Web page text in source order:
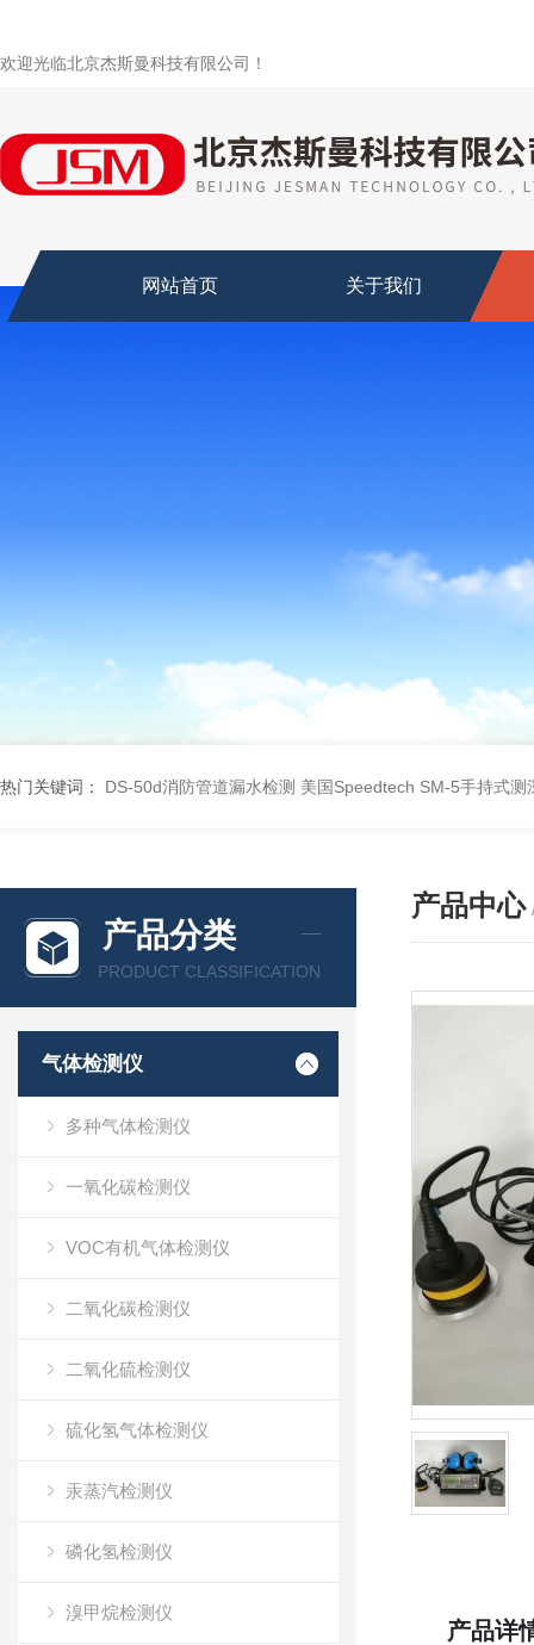
欢迎光临北京杰斯曼科技有限公司！
网站首页 关于我们
热门关键词： DS-50d消防管道漏水检测 美国Speedtech SM-5手持式测
产品分类
PRODUCT CLASSIFICATION
气体检测仪
多种气体检测仪
一氧化碳检测仪
VOC有机气体检测仪
二氧化碳检测仪
二氧化硫检测仪
硫化氢气体检测仪
汞蒸汽检测仪
磷化氢检测仪
溴甲烷检测仪
产品中心
产品详